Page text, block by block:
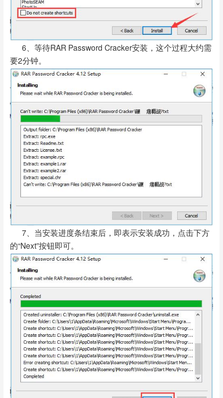
6、等待RAR Password Cracker安装，这个过程大约需
要2分钟。
7、当安装进度条结束后，即表示安装成功，点击下方
的“Next”按钮即可。